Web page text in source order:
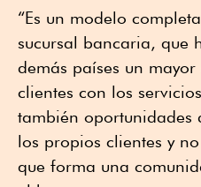
“Es un modelo
sucursal bancaria, que
demás países un
clientes con los
también oportunidades
los propios clientes y
que forma una